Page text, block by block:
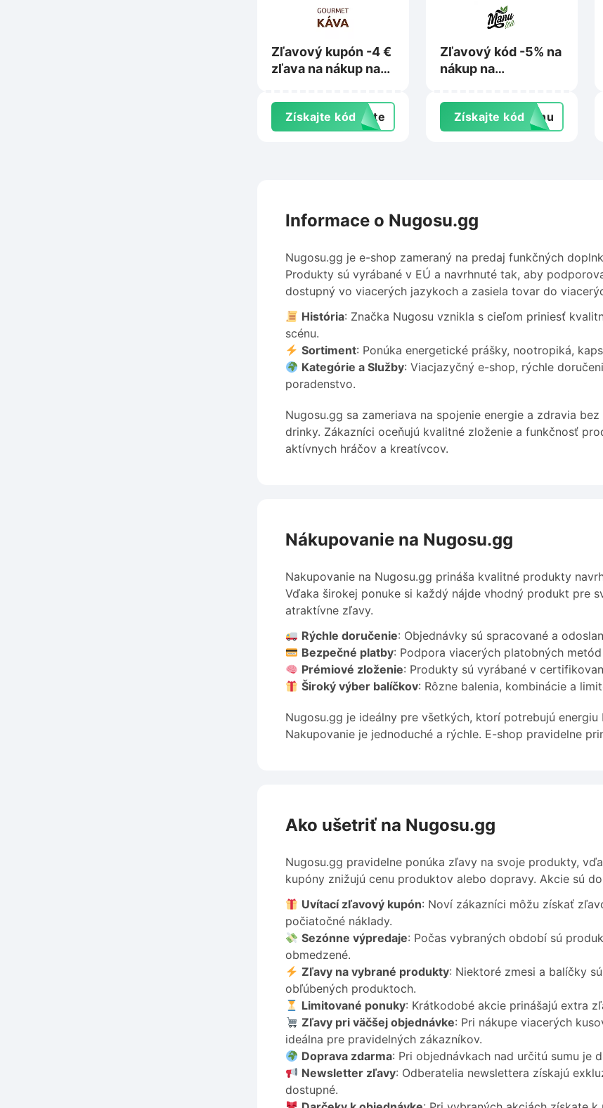
Zľavový kupón -4 €
zľava na nákup na
Získajte kód exte
Zľavový kód -5% na
nákup na
Získajte kódmanu
Informace o Nugosu.gg
Nugosu.gg je e-shop zameraný na predaj funkčných
Produkty sú vyrábané v EÚ a navrhnuté tak, aby
dostupný vo viacerých jazykoch a zasiela tovar do
História: Značka Nugosu vznikla s cieľom priniesť
scénu.
Sortiment: Ponúka energetické prášky, nootropiká,
Kategórie a Služby: Viacjazyčný e-shop, rýchle
poradenstvo.
Nugosu.gg sa zameriava na spojenie energie a zdravia
drinky. Zákazníci oceňujú kvalitné zloženie a funkčnosť
aktívnych hráčov a kreatívcov.
Nákupovanie na Nugosu.gg
Nakupovanie na Nugosu.gg prináša kvalitné produkty
Vďaka širokej ponuke si každý nájde vhodný produkt pre
atraktívne zľavy.
Rýchle doručenie: Objednávky sú spracované a
Bezpečné platby: Podpora viacerých platobných
Prémiové zloženie: Produkty sú vyrábané v
Široký výber balíčkov: Rôzne balenia, kombinácie a
Nugosu.gg je ideálny pre všetkých, ktorí potrebujú
Nakupovanie je jednoduché a rýchle. E-shop pravidelne
Ako ušetriť na Nugosu.gg
Nugosu.gg pravidelne ponúka zľavy na svoje produkty,
kupóny znižujú cenu produktov alebo dopravy. Akcie sú
Uvítací zľavový kupón: Noví zákazníci môžu získať
počiatočné náklady.
Sezónne výpredaje: Počas vybraných období sú
obmedzené.
Zľavy na vybrané produkty: Niektoré zmesi a balíčky
obľúbených produktoch.
Limitované ponuky: Krátkodobé akcie prinášajú extra
Zľavy pri väčšej objednávke: Pri nákupe viacerých
ideálna pre pravidelných zákazníkov.
Doprava zdarma: Pri objednávkach nad určitú sumu je
Newsletter zľavy: Odberatelia newslettera získajú
dostupné.